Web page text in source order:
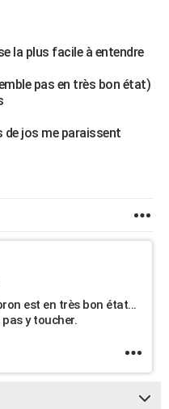
la plus facile à entendre
pas en très bon état)
jos me paraissent
est en très bon état...
y toucher.